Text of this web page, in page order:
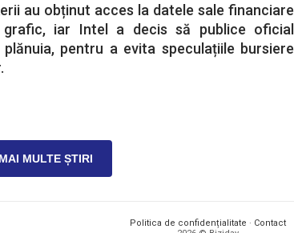
au obținut acces la datele sale financiare
iar Intel a decis să publice oficial
pentru a evita speculațiile bursiere
MAI MULTE ȘTIRI
Politica de confidențialitate · Contact